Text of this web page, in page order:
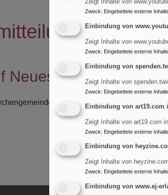
Neues, Interessantes
St. Maria Magdalena in
Zeigt Inhalte von
Zweck: Eingebettete externe
Einbindung von
Zeigt Inhalte von
Zweck: Eingebettete externe
Einbindung von
Zeigt Inhalte von
Zweck: Eingebettete externe
Einbindung von art19.com
Zeigt Inhalte von art19.com
Zweck: Eingebettete externe
Einbindung von
Zeigt Inhalte von
Zweck: Eingebettete externe
Einbindung von www.ej-